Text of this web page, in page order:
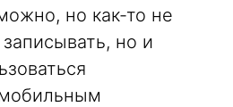
но как-то не
но и